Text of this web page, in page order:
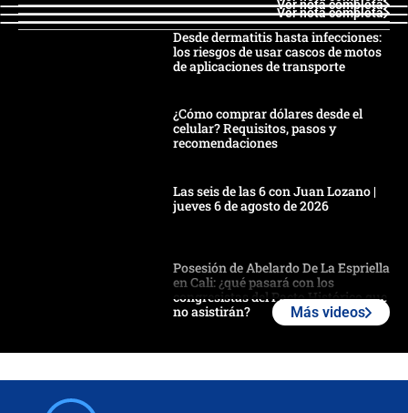
Ver nota completa
Ver nota completa
Desde dermatitis hasta infecciones:
los riesgos de usar cascos de motos
de aplicaciones de transporte
¿Cómo comprar dólares desde el
celular? Requisitos, pasos y
recomendaciones
Las seis de las 6 con Juan Lozano |
jueves 6 de agosto de 2026
Posesión de Abelardo De La Espriella
en Cali: ¿qué pasará con los
congresistas del Pacto Histórico que
no asistirán?
Más videos